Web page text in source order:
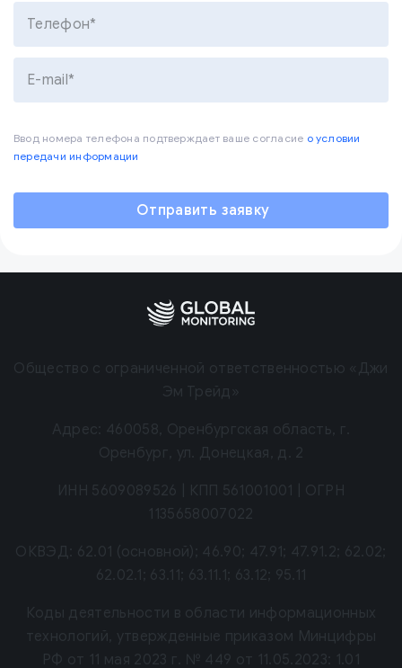
Телефон*
E-mail*
Ввод номера телефона подтверждает ваше согласие о условии
передачи информации
Отправить заявку
Общество с ограниченной ответственностью «Джи
Эм Трейд»
Адрес:
460058, Оренбургская область, г.
Оренбург, ул. Донецкая, д. 2
ИНН 5609089526 | КПП 561001001
| ОГРН
1135658007022
ОКВЭД: 62.01 (основной); 46.90; 47.91; 47.91.2; 62.02;
62.02.1; 63.11; 63.11.1; 63.12; 95.11
Коды деятельности в области информационных
технологий, утвержденные приказом Минцифры
РФ от 11 мая 2023 г. № 449 от 11.05.2023: 1.01